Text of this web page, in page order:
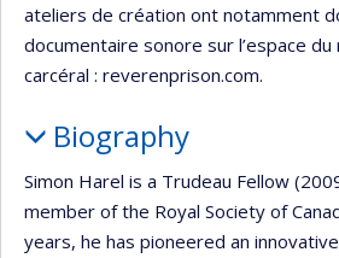
ateliers de création ont notamment
documentaire sonore sur l’espace du
carcéral : reverenprison.com.
Biography
Simon Harel is a Trudeau Fellow
member of the Royal Society of
years, he has pioneered an